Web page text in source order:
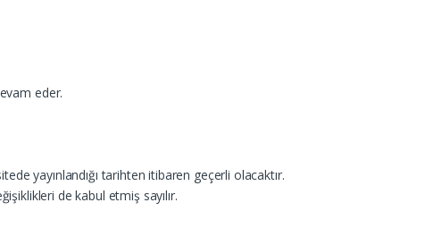
eder.
yayınlandığı tarihten itibaren geçerli olacaktır.
de kabul etmiş sayılır.